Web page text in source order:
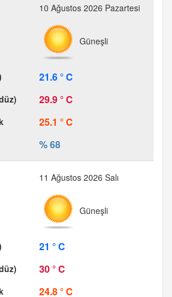
10 Ağustos 2026 Pazartesi
Güneşli
21.6 ° C
29.9 ° C
25.1 ° C
% 68
11 Ağustos 2026 Salı
Güneşli
21 ° C
30 ° C
24.8 ° C